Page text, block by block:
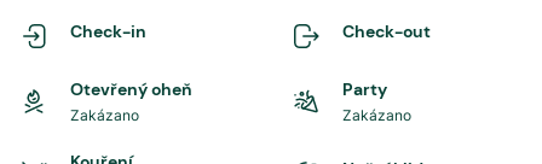
Check-in Check-out
Otevřený oheň
Zakázano
Party
Zakázano